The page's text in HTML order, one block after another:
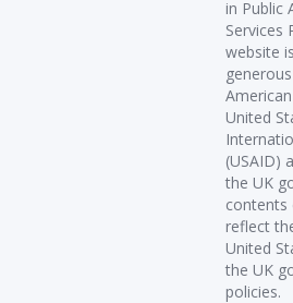
in Public
Services
website
United
(USAID)
the UK
contents
reflect
United
the UK
policies.